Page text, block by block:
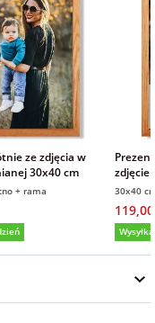
ze zdjęcia w
30x40 cm
+ rama
płótnie
30x40
119,00